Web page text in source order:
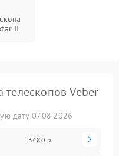
II
Veber
дату 07.08.2026
3480 р